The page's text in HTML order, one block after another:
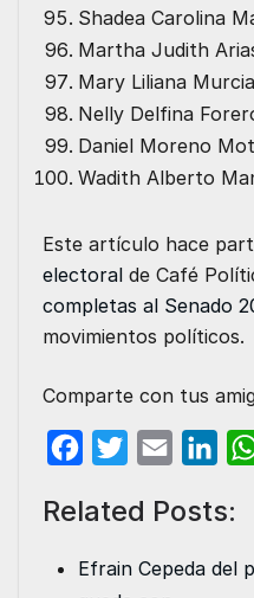
Shadea Carolina
Martha Judith
Mary Liliana
Nelly Delfina
Daniel Moreno
Wadith Alberto
Este artículo hace
electoral de Café
completas al Senado
movimientos políticos.
Comparte con tus
c
i
a
n
Related Posts:
Efrain Cepeda del